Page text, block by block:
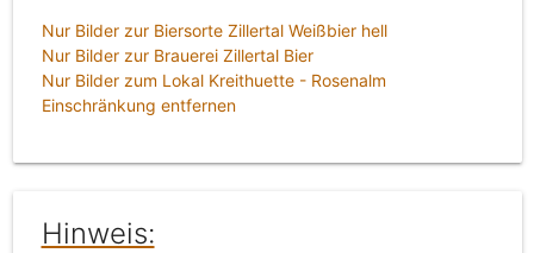
Nur Bilder zur Biersorte Zillertal Weißbier hell
Nur Bilder zur Brauerei Zillertal Bier
Nur Bilder zum Lokal Kreithuette - Rosenalm
Einschränkung entfernen
Hinweis: